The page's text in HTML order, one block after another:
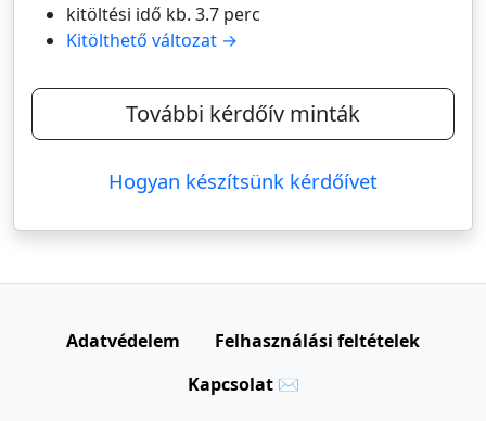
kitöltési idő kb. 3.7 perc
Kitölthető változat →
További kérdőív minták
Hogyan készítsünk kérdőívet
Adatvédelem
Felhasználási feltételek
Kapcsolat ✉